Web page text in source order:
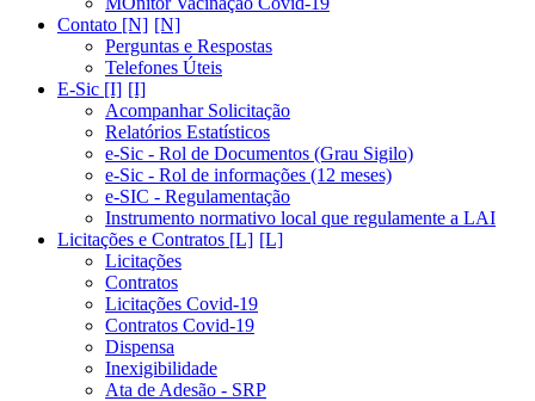
Contato [N]
Perguntas e Respostas
Telefones Úteis
E-Sic [I]
Acompanhar Solicitação
Relatórios Estatísticos
e-Sic - Rol de Documentos (Grau Sigilo)
e-Sic - Rol de informações (12 meses)
e-SIC - Regulamentação
Instrumento normativo local que regulamente a LAI
Licitações e Contratos [L]
Licitações
Contratos
Licitações Covid-19
Contratos Covid-19
Dispensa
Inexigibilidade
Ata de Adesão - SRP